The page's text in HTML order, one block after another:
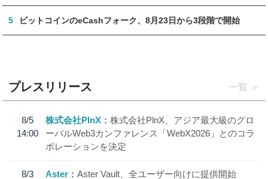
5 ビットコインのeCashフォーク、8月23日から3段階で開始
プレスリリース 一覧
8/5
14:00
株式会社PlnX
株式会社PlnX、アジア最大級のグロ
ーバルWeb3カンファレンス「WebX2026」とのコラ
ボレーションを決定
8/3
Aster Aster Vault、全ユーザー向けに提供開始